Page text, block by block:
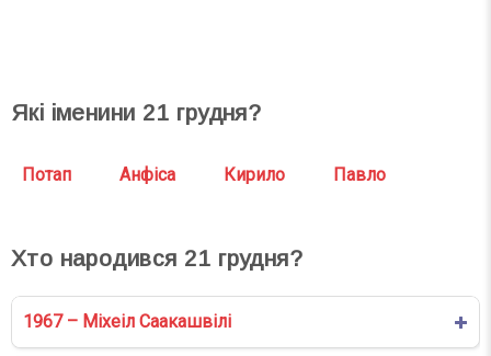
Які іменини 21 грудня?
Потап Анфіса Кирило Павло
Хто народився 21 грудня?
1967 – Міхеіл Саакашвілі